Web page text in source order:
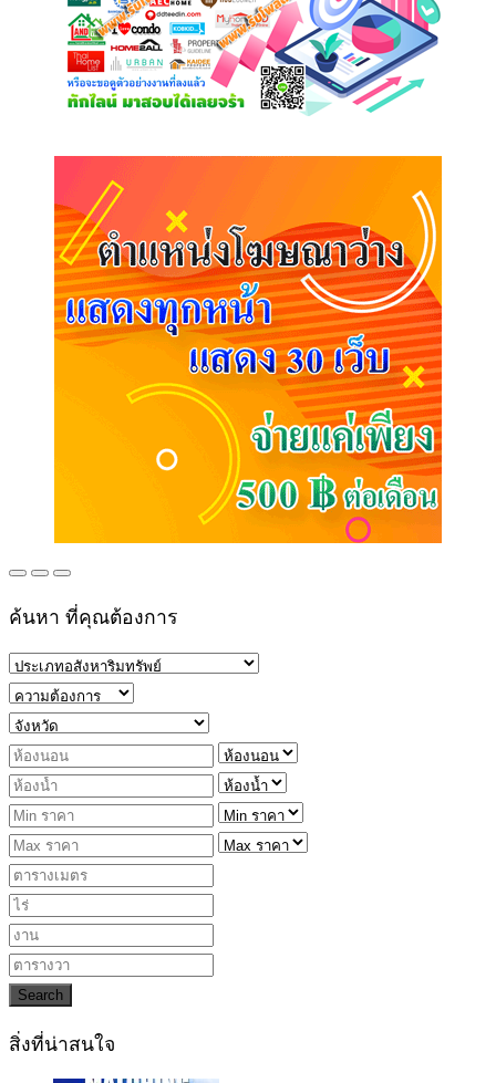
ค้นหา ที่คุณต้องการ
Search
สิ่งที่น่าสนใจ